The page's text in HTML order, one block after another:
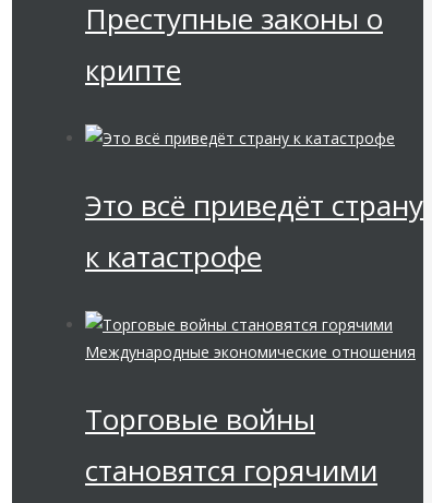
Преступные законы о
крипте
Это всё приведёт страну
к катастрофе
Международные экономические отношения
Торговые войны
становятся горячими